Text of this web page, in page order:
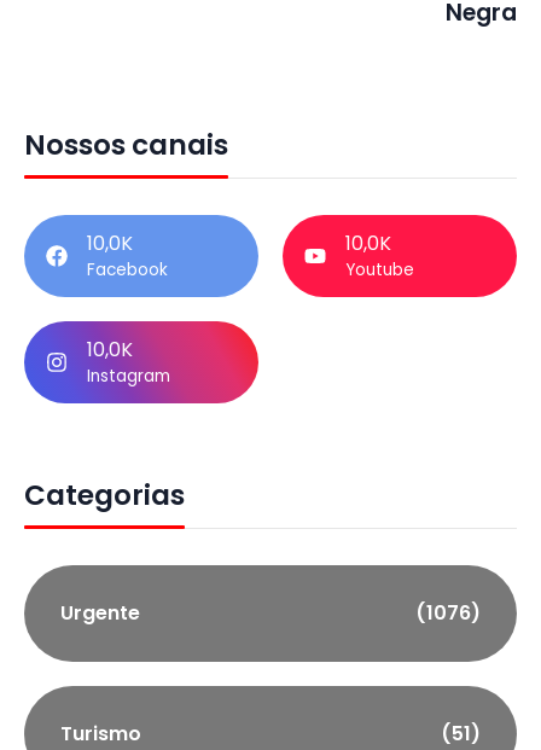
Negra
Nossos canais
10,0K
Facebook
10,0K
Youtube
10,0K
Instagram
Categorias
Urgente (1076)
Turismo (51)